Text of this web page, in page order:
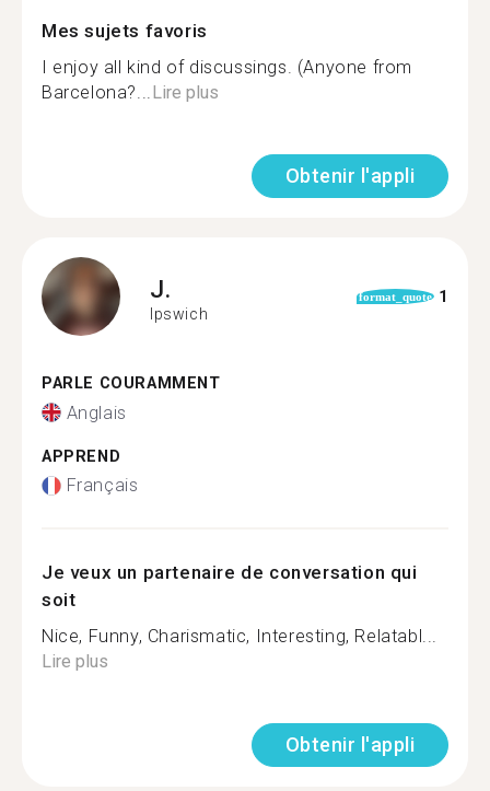
Mes sujets favoris
I enjoy all kind of discussings. (Anyone from
Barcelona?...Lire plus
Obtenir l'appli
J.
Ipswich
format_quote 1
PARLE COURAMMENT
Anglais
APPREND
Français
Je veux un partenaire de conversation qui
soit
Nice, Funny, Charismatic, Interesting, Relatabl...
Lire plus
Obtenir l'appli